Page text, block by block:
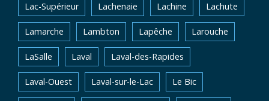
Lac-Supérieur Lachenaie Lachine Lachute
Lamarche Lambton Lapêche Larouche
LaSalle Laval Laval-des-Rapides
Laval-Ouest Laval-sur-le-Lac Le Bic